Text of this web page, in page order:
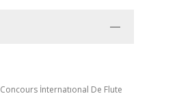
İnternatıonal De Flute